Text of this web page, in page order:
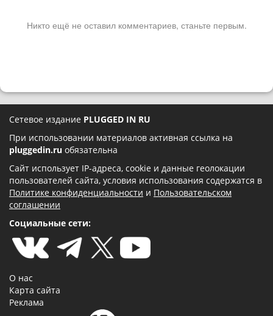
Никто ещё не оставил комментариев, станьте первым.
Сетевое издание PLUGGED IN RU
При использовании материалов активная ссылка на
pluggedin.ru обязательна
Сайт использует IP-адреса, cookie и данные геолокации
пользователей сайта, условия использования содержатся в
Политике конфиденциальности и Пользовательском
соглашении
Социальные сети:
О нас
Карта сайта
Реклама